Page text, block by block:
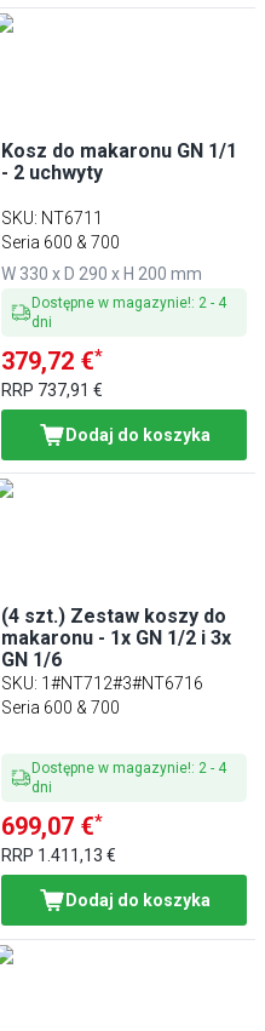
Kosz do makaronu GN 1/1
- 2 uchwyty
SKU: NT6711
Seria 600 & 700
W 330 x D 290 x H 200 mm
Dostępne w magazynie!: 2 - 4
dni
379,72 €*
RRP 737,91 €
Dodaj do koszyka
(4 szt.) Zestaw koszy do
makaronu - 1x GN 1/2 i 3x
GN 1/6
SKU: 1#NT712#3#NT6716
Seria 600 & 700
Dostępne w magazynie!: 2 - 4
dni
699,07 €*
RRP 1.411,13 €
Dodaj do koszyka